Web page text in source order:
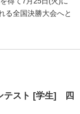
る全国決勝大会へと
テスト [学生] 四